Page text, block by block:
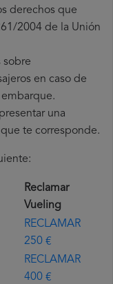
derechos que
2004 de la Unión
sobre
en caso de
una
te corresponde.
Reclamar
Vueling
RECLAMAR
250 €
RECLAMAR
400 €